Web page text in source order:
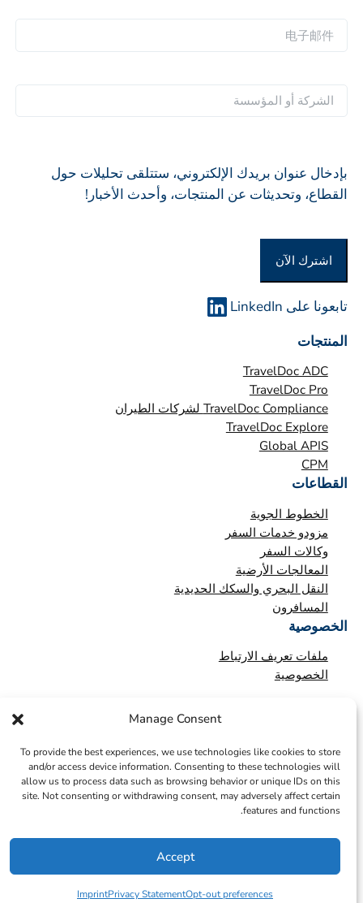
Manage Consent
To provide the best experiences, we use technologies like cookies to store
and/or access device information. Consenting to these technologies will
allow us to process data such as browsing behavior or unique IDs on this
site. Not consenting or withdrawing consent, may adversely affect certain
features and functions.
Accept
Opt-out preferences
Privacy Statement
Imprint
م
س
م
ل
أ
س
ل
ل
ة
子
件
*ل
ك
ة
و
ل
م
س
بإدخال عنوان بريدك الإلكتروني، ستتلقى تحليلات حول
القطاع، وتحديثات عن المنتجات، وأحدث الأخبار!
اشترك الآن
تابعونا على LinkedIn
المنتجات
TravelDoc ADC
TravelDoc Pro
TravelDoc Compliance لشركات الطيران
TravelDoc Explore
Global APIS
CPM
القطاعات
الخطوط الجوية
مزودو خدمات السفر
وكالات السفر
المعالجات الأرضية
النقل البحري والسكك الحديدية
المسافرون
الخصوصية
ملفات تعريف الارتباط
الخصوصية